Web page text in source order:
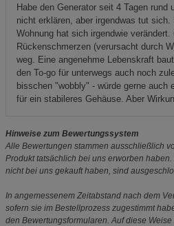
Habe den Generator seit 4 Tagen rund
nicht erklären, aber irgendwas tut sich.
Wohnung hat sich irgendwie
Rückenschmerzen (verursacht durch
weg. Eine angenehme Lebenskraft
den To-go für unterwegs auch noch
bisschen "wobbly" - würde gerne auch
für ein stabileres Gehäuse. Aber
Hinweise zum Bewertungssystem
Alle Bewertungen stammen ausschließlich
Produkt tatsächlich bei uns erworben
nicht bei uns gekauft haben, sind
In angemessenem Zeitabstand nach dem
sofern sie im Bestellprozess zugestimmt
den Bewertungsformularen. Auf diese